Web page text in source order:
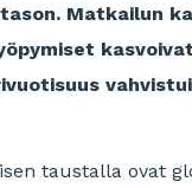
Matkailun
taustalla ovat